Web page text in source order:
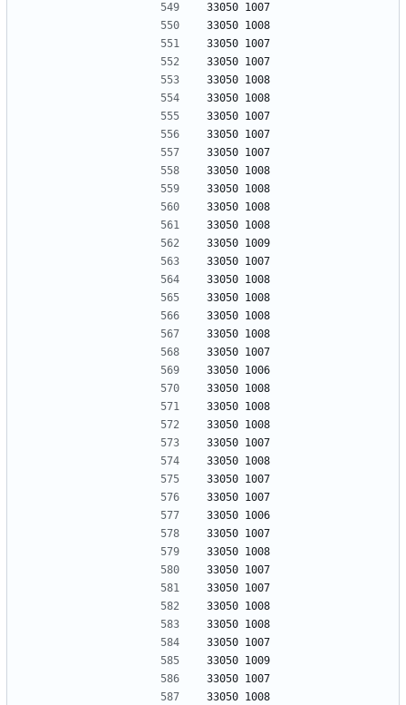
33050 1007
33050 1008
33050 1007
33050 1007
33050 1008
33050 1008
33050 1007
33050 1007
33050 1007
33050 1008
33050 1008
33050 1008
33050 1008
33050 1009
33050 1007
33050 1008
33050 1008
33050 1008
33050 1008
33050 1007
33050 1006
33050 1008
33050 1008
33050 1008
33050 1007
33050 1008
33050 1007
33050 1007
33050 1006
33050 1007
33050 1008
33050 1007
33050 1007
33050 1008
33050 1008
33050 1007
33050 1009
33050 1007
33050 1008